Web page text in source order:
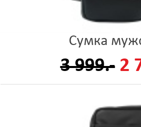
Сумка
3 999.- 2